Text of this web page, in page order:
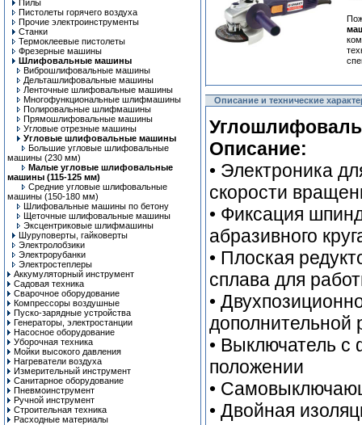
Пилы
Пистолеты горячего воздуха
Прочие электроинструменты
Станки
Термоклеевые пистолеты
Фрезерные машины
Шлифовальные машины
Виброшлифовальные машины
Дельташлифовальные машины
Ленточные шлифовальные машины
Многофункциональные шлифмашины
Полировальные шлифмашины
Прямошлифовальные машины
Угловые отрезные машины
Угловые шлифовальные машины
Большие угловые шлифовальные
машины (230 мм)
Малые угловые шлифовальные
машины (115-125 мм)
Средние угловые шлифовальные
машины (150-180 мм)
Шлифовальные машины по бетону
Щеточные шлифовальные машины
Эксцентриковые шлифмашины
Шуруповерты, гайковерты
Электролобзики
Электрорубанки
Электростеплеры
Аккумуляторный инструмент
Садовая техника
Сварочное оборудование
Компрессоры воздушные
Пуско-зарядные устройства
Генераторы, электростанции
Насосное оборудование
Уборочная техника
Мойки высокого давления
Нагреватели воздуха
Измерительный инструмент
Санитарное оборудование
Пневмоинструмент
Ручной инcтрумент
Строительная техника
Расходные материалы
Описание и технические
Описание:
• Электроника
скорости
• Фиксация
абразивного
• Плоская
сплава для
•
дополнительной
• Выключатель с
положении
•
• Двойная